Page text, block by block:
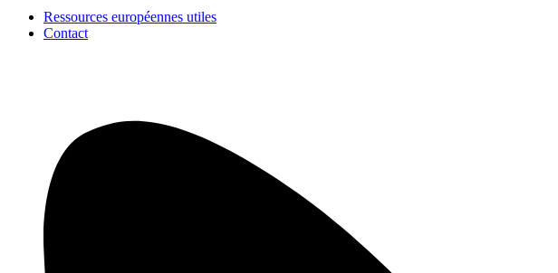
Ressources européennes utiles
Contact